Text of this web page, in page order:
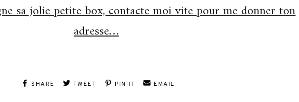
sa jolie petite box, contacte moi vite pour me donner ton
adresse…
SHARE TWEET PIN IT EMAIL